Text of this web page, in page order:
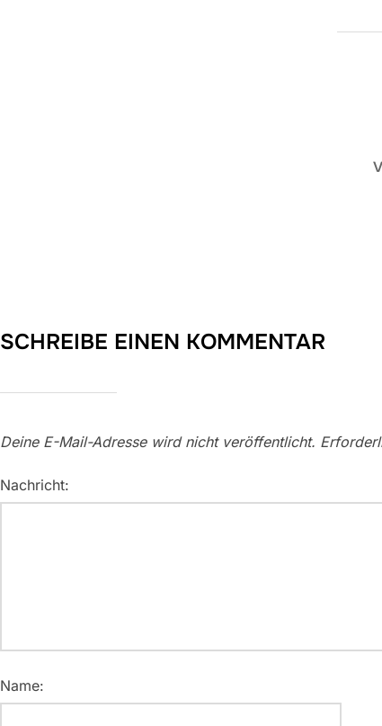
SCHREIBE EINEN KOMMENTAR
Deine E-Mail-Adresse wird nicht veröffentlicht.
Nachricht:
Name: